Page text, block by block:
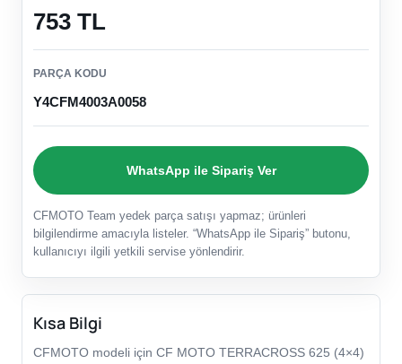
753 TL
PARÇA KODU
Y4CFM4003A0058
WhatsApp ile Sipariş Ver
CFMOTO Team yedek parça satışı yapmaz; ürünleri
bilgilendirme amacıyla listeler. “WhatsApp ile Sipariş” butonu,
kullanıcıyı ilgili yetkili servise yönlendirir.
Kısa Bilgi
CFMOTO modeli için CF MOTO TERRACROSS 625 (4×4)